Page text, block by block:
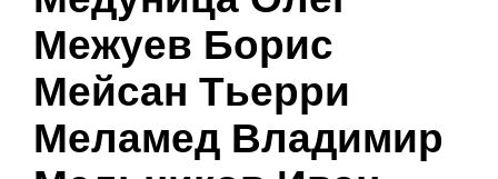
Межуев Борис
Мейсан Тьерри
Меламед Владимир